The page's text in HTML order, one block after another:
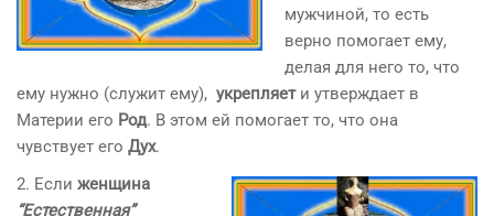
мужчиной, то есть
верно помогает ему,
делая для него то, что
ему нужно (служит ему), укрепляет и утверждает в
Материи его Род. В этом ей помогает то, что она
чувствует его Дух.
2. Если женщина
“Естественная”